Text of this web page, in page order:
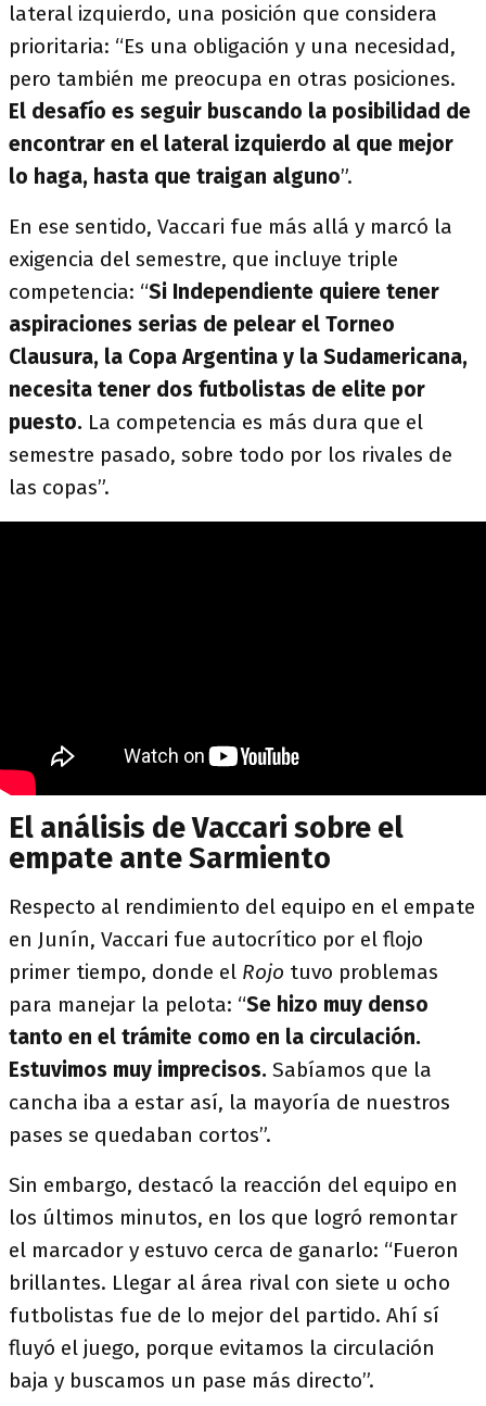
lateral izquierdo, una posición que considera
prioritaria: “Es una obligación y una necesidad,
pero también me preocupa en otras posiciones.
El desafío es seguir buscando la posibilidad de
encontrar en el lateral izquierdo al que mejor
lo haga, hasta que traigan alguno”.
En ese sentido, Vaccari fue más allá y marcó la
exigencia del semestre, que incluye triple
competencia: “Si Independiente quiere tener
aspiraciones serias de pelear el Torneo
Clausura, la Copa Argentina y la Sudamericana,
necesita tener dos futbolistas de elite por
puesto. La competencia es más dura que el
semestre pasado, sobre todo por los rivales de
las copas”.
El análisis de Vaccari sobre el
empate ante Sarmiento
Respecto al rendimiento del equipo en el empate
en Junín, Vaccari fue autocrítico por el flojo
primer tiempo, donde el Rojo tuvo problemas
para manejar la pelota: “Se hizo muy denso
tanto en el trámite como en la circulación.
Estuvimos muy imprecisos. Sabíamos que la
cancha iba a estar así, la mayoría de nuestros
pases se quedaban cortos”.
Sin embargo, destacó la reacción del equipo en
los últimos minutos, en los que logró remontar
el marcador y estuvo cerca de ganarlo: “Fueron
brillantes. Llegar al área rival con siete u ocho
futbolistas fue de lo mejor del partido. Ahí sí
fluyó el juego, porque evitamos la circulación
baja y buscamos un pase más directo”.